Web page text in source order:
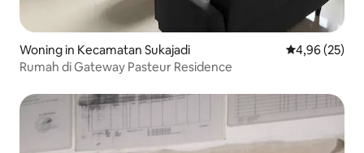
Woning in Kecamatan Sukajadi Gemiddelde
4,96 (25)
Rumah di Gateway Pasteur Residence